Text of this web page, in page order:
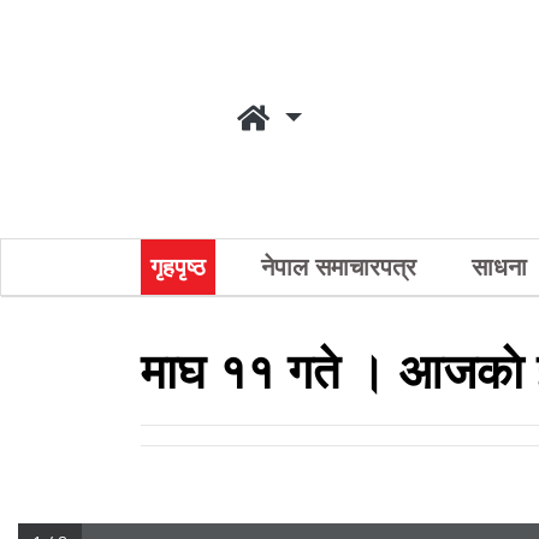
गृहपृष्ठ नेपाल समाचारपत्र साधना
माघ ११ गते । आजकाे